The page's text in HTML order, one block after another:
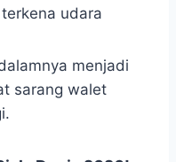
udara
menjadi
sarang walet